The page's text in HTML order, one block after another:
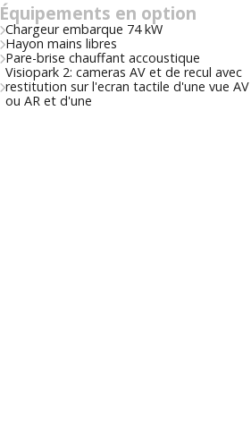
Équipements en option
Chargeur embarque 74 kW
Hayon mains libres
Pare-brise chauffant accoustique
Visiopark 2: cameras AV et de recul avec
restitution sur l'ecran tactile d'une vue AV
ou AR et d'une